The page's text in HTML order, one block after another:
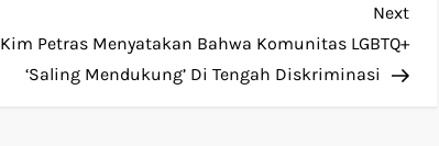
Next
Kim Petras Menyatakan Bahwa Komunitas LGBTQ+
‘Saling Mendukung’ Di Tengah Diskriminasi